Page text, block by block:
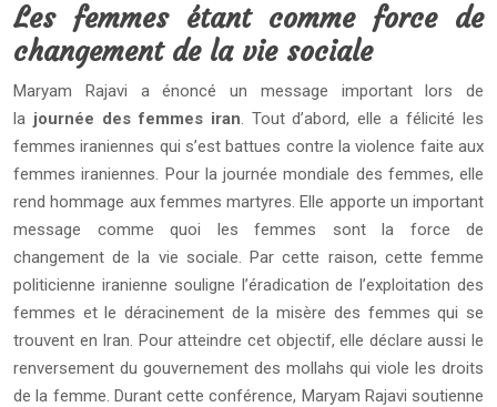
Les femmes étant comme force de
changement de la vie sociale
Maryam Rajavi a énoncé un message important lors de
la journée des femmes iran. Tout d’abord, elle a félicité les
femmes iraniennes qui s’est battues contre la violence faite aux
femmes iraniennes. Pour la journée mondiale des femmes, elle
rend hommage aux femmes martyres. Elle apporte un important
message comme quoi les femmes sont la force de
changement de la vie sociale. Par cette raison, cette femme
politicienne iranienne souligne l’éradication de l’exploitation des
femmes et le déracinement de la misère des femmes qui se
trouvent en Iran. Pour atteindre cet objectif, elle déclare aussi le
renversement du gouvernement des mollahs qui viole les droits
de la femme. Durant cette conférence, Maryam Rajavi soutienne